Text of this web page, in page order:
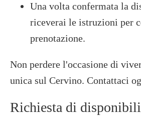
Una volta confermata la
riceverai le istruzioni per
prenotazione.​
Non perdere l'occasione di
unica sul Cervino. Contattaci
Richiesta di